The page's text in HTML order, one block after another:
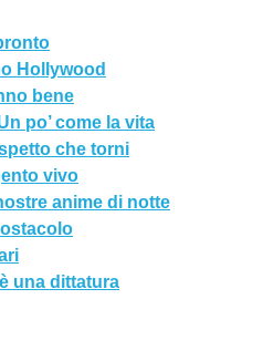
Hollywood
bene
po’ come la vita
che torni
vivo
anime di notte
ostacolo
è una dittatura